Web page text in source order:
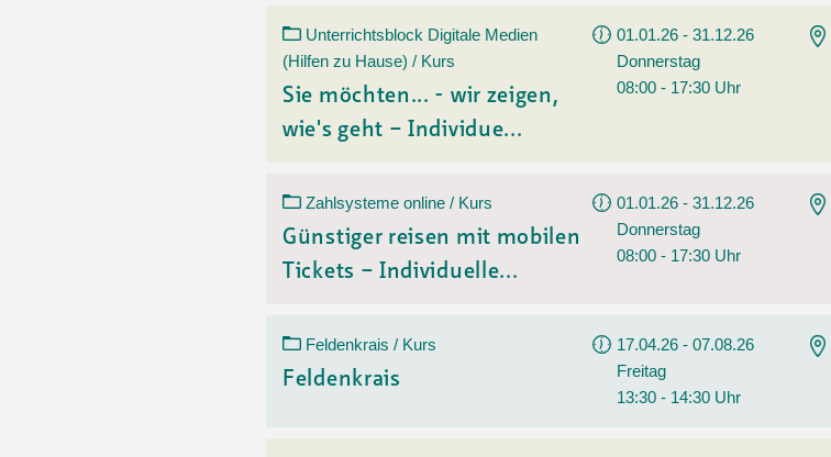
Unterrichtsblock Digitale Medien
(Hilfen zu Hause) / Kurs
Sie möchten... - wir zeigen,
wie's geht – Individue...
01.01.26 - 31.12.26
Donnerstag
08:00 - 17:30 Uhr
Zahlsysteme online / Kurs
Günstiger reisen mit mobilen
Tickets – Individuelle...
01.01.26 - 31.12.26
Donnerstag
08:00 - 17:30 Uhr
Feldenkrais / Kurs
Feldenkrais
17.04.26 - 07.08.26
Freitag
13:30 - 14:30 Uhr